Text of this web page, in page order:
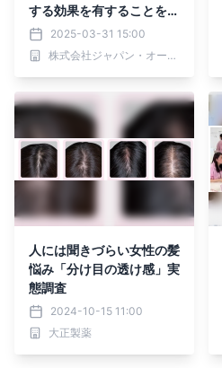
する効果を有することを発
表
2025-03-31 15:00
株式会社ジャパン・オーガニック・イールド
人には聞きづらい女性の髪
悩み「分け目の透け感」実
態調査
2024-10-15 11:00
大正製薬